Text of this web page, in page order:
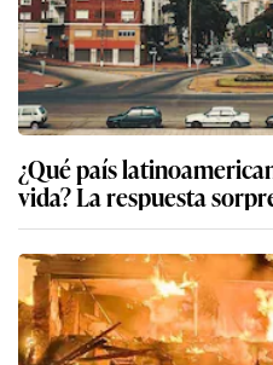
¿Qué país
vida? La respuesta